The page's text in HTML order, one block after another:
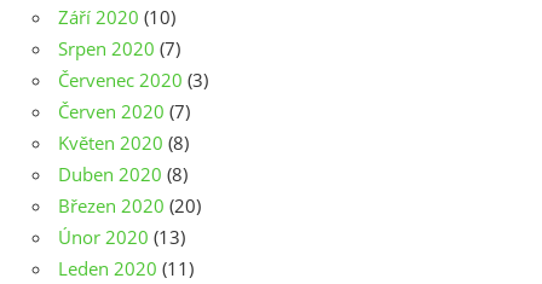
Září 2020 (10)
Srpen 2020 (7)
Červenec 2020 (3)
Červen 2020 (7)
Květen 2020 (8)
Duben 2020 (8)
Březen 2020 (20)
Únor 2020 (13)
Leden 2020 (11)